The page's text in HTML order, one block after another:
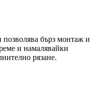
бърз монтаж и
и намалявайки
рязане.